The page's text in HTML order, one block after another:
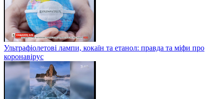
Ультрафіолетові лампи, кокаїн та етанол: правда та міфи про
коронавірус